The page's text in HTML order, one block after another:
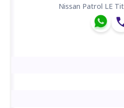
Nissan Patrol LE